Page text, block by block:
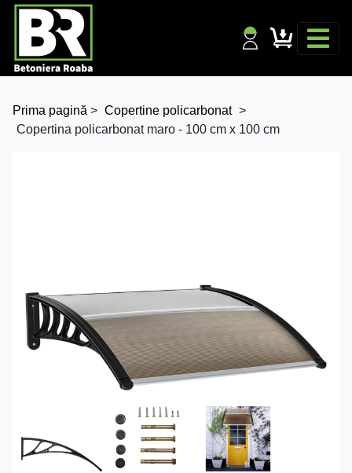
Prima pagină > Copertine policarbonat >
Copertina policarbonat maro - 100 cm x 100 cm